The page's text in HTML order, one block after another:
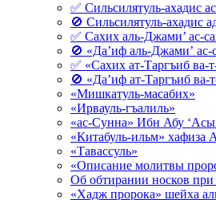
✅ Сильсилятуль-ахадис
🚫 Сильсилятуль-ахадис
✅ Сахих аль-Джами’ ас-
🚫 «Да’иф аль-Джами’ ас-
✅ «Сахих ат-Таргъиб ва-
🚫 «Да’иф ат-Таргъиб
«Мишкатуль-масабих»
«Ирвауль-гъалиль»
«ас-Сунна» Ибн Абу
«Китабуль-ильм» хафиза
«Тавассуль»
«Описание молитвы
Об обтирании носков
«Хадж пророка» шейха